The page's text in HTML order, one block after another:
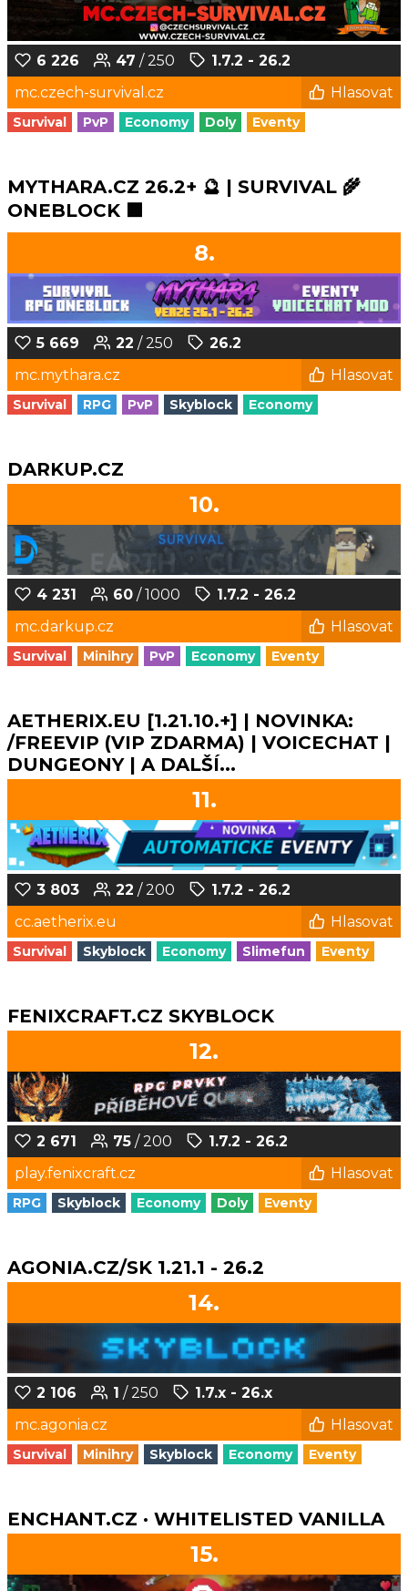
6 226 47 / 250
1.7.2 - 26.2
mc.czech-survival.cz
Hlasovat
Survival PvP Economy Doly Eventy
MYTHARA.CZ 26.2+ 🔮 | SURVIVAL 🌾
ONEBLOCK 🟩
8.
5 669 22 / 250
26.2
mc.mythara.cz
Hlasovat
Survival RPG PvP Skyblock Economy
DARKUP.CZ
10.
4 231 60 / 1000
1.7.2 - 26.2
mc.darkup.cz
Hlasovat
Survival Minihry PvP Economy Eventy
AETHERIX.EU [1.21.10.+] | NOVINKA:
/FREEVIP (VIP ZDARMA) | VOICECHAT |
DUNGEONY | A DALŠÍ...
11.
3 803 22 / 200
1.7.2 - 26.2
cc.aetherix.eu
Hlasovat
Survival Skyblock Economy Slimefun Eventy
FENIXCRAFT.CZ SKYBLOCK
12.
2 671 75 / 200
1.7.2 - 26.2
play.fenixcraft.cz
Hlasovat
RPG Skyblock Economy Doly Eventy
AGONIA.CZ/SK 1.21.1 - 26.2
14.
2 106 1 / 250
1.7.x - 26.x
mc.agonia.cz
Hlasovat
Survival Minihry Skyblock Economy Eventy
ENCHANT.CZ · WHITELISTED VANILLA
15.